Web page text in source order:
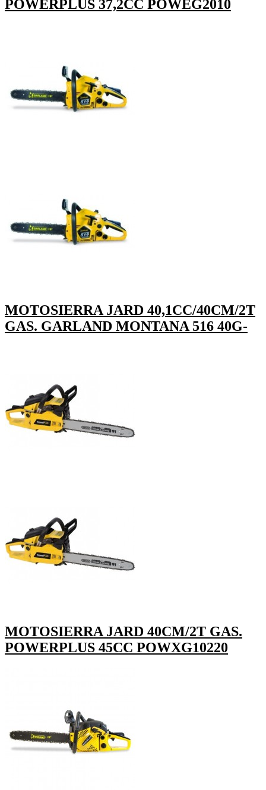
POWERPLUS 37,2CC POWEG2010
MOTOSIERRA JARD 40,1CC/40CM/2T
GAS. GARLAND MONTANA 516 40G-
MOTOSIERRA JARD 40CM/2T GAS.
POWERPLUS 45CC POWXG10220